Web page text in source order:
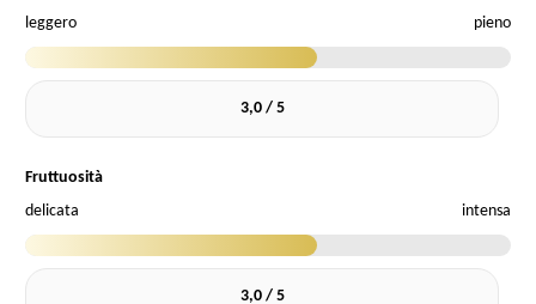
leggero
pieno
3,0 / 5
Fruttuosità
delicata
intensa
3,0 / 5